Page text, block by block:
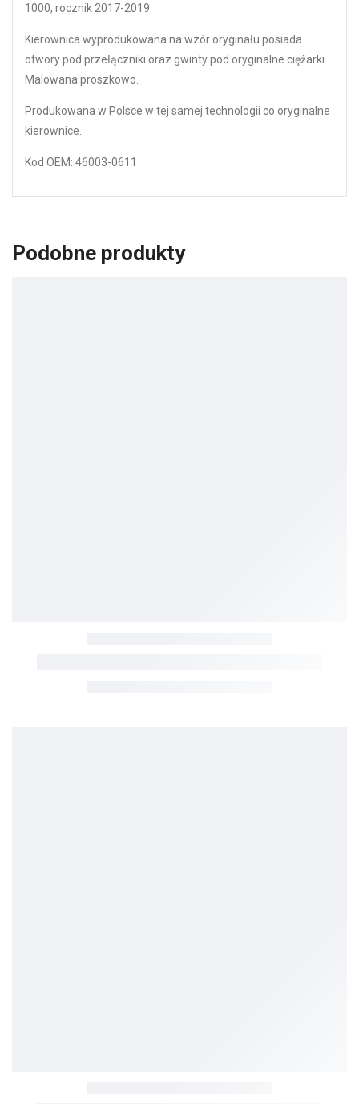
1000, rocznik 2017-2019.
Kierownica wyprodukowana na wzór oryginału posiada
otwory pod przełączniki oraz gwinty pod oryginalne ciężarki.
Malowana proszkowo.
Produkowana w Polsce w tej samej technologii co oryginalne
kierownice.
Kod OEM: 46003-0611
Podobne produkty